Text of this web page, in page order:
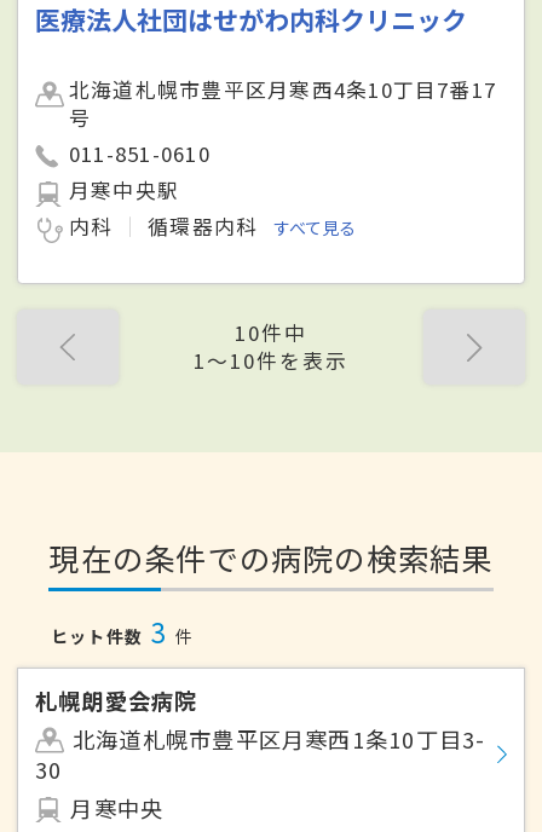
医療法人社団はせがわ内科クリニック
北海道札幌市豊平区月寒西4条10丁目7番17
号
011-851-0610
月寒中央駅
内科
循環器内科 すべて見る
10件中
1〜10件を表示
現在の条件での病院の検索結果
ヒット件数 3 件
札幌朗愛会病院
北海道札幌市豊平区月寒西1条10丁目3-
30
月寒中央